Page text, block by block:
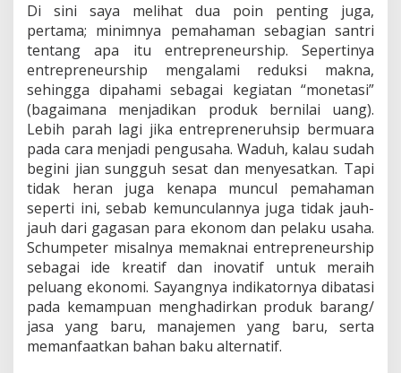
Di sini saya melihat dua poin penting juga,
pertama; minimnya pemahaman sebagian santri
tentang apa itu entrepreneurship. Sepertinya
entrepreneurship mengalami reduksi makna,
sehingga dipahami sebagai kegiatan “monetasi”
(bagaimana menjadikan produk bernilai uang).
Lebih parah lagi jika entrepreneruhsip bermuara
pada cara menjadi pengusaha. Waduh, kalau sudah
begini jian sungguh sesat dan menyesatkan. Tapi
tidak heran juga kenapa muncul pemahaman
seperti ini, sebab kemunculannya juga tidak jauh-
jauh dari gagasan para ekonom dan pelaku usaha.
Schumpeter misalnya memaknai entrepreneurship
sebagai ide kreatif dan inovatif untuk meraih
peluang ekonomi. Sayangnya indikatornya dibatasi
pada kemampuan menghadirkan produk barang/
jasa yang baru, manajemen yang baru, serta
memanfaatkan bahan baku alternatif.